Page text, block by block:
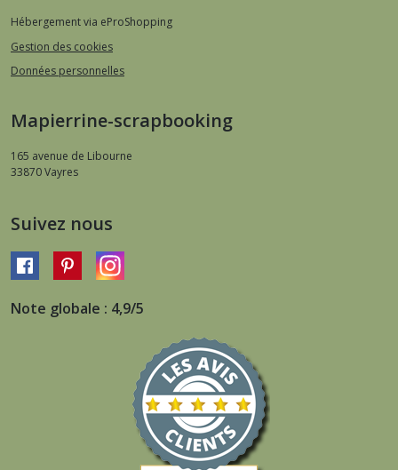
Hébergement via eProShopping
Gestion des cookies
Données personnelles
Mapierrine-scrapbooking
165 avenue de Libourne
33870Vayres
Suivez nous
Note globale : 4,9/5